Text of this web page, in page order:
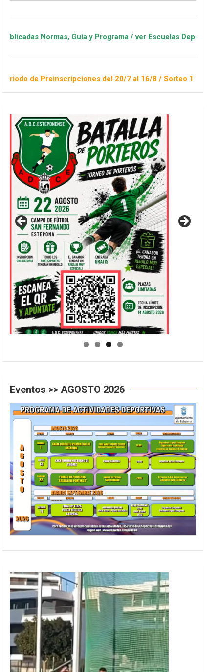
Guía y Programa / ver Escuelas Deportivas
del 20/7 al 16/8 / Sorteo 1 de septiembre
GUIA DE INSTALACIONES DEPORTIVAS
Eventos >> AGOSTO 2026